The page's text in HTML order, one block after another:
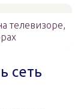
телевизоре,
сеть